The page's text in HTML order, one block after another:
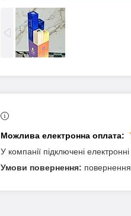
У компанії підключені